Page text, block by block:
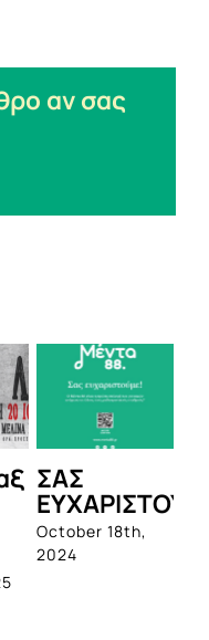
αν σας
ΣΑΣ
October 18th,
2024